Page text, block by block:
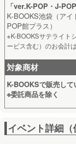
「ver.K-POP・J-
K-BOOKS池袋（ア
POP館プラス）
※K-BOOKSサテライト
ービス含む）のお会計
対象商材
K-BOOKSで販売して
※委託商品を除く
イベント詳細（